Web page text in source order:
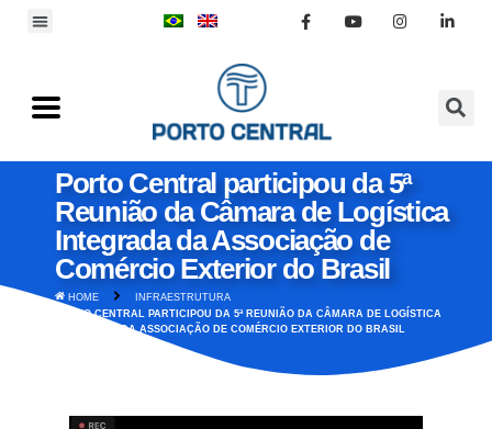
Porto Central participou da 5ª
Reunião da Câmara de Logística
Integrada da Associação de
Comércio Exterior do Brasil
HOME
INFRAESTRUTURA
PORTO CENTRAL PARTICIPOU DA 5ª REUNIÃO DA CÂMARA DE LOGÍSTICA
INTEGRADA DA ASSOCIAÇÃO DE COMÉRCIO EXTERIOR DO BRASIL